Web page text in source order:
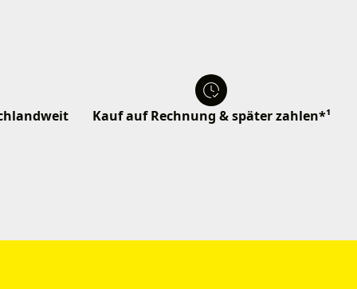
Kauf auf Rechnung & später zahlen*¹